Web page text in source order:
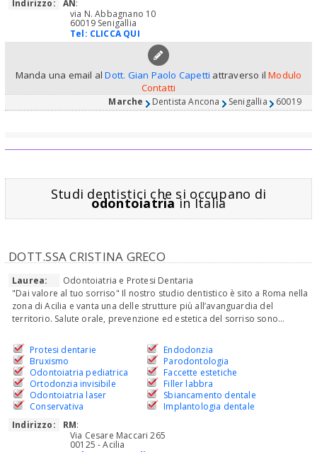
Indirizzo:
AN:
via N. Abbagnano 10
60019 Senigallia
Tel: CLICCA QUI
Manda una email alDott. Gian Paolo Capetti attraverso ilModulo
Contatti
Marche Dentista Ancona Senigallia 60019
Studi dentistici che si occupano di
odontoiatriain Italia
DOTT.SSA CRISTINA GRECO
Laurea:
Odontoiatria e Protesi Dentaria
"Dai valore al tuo sorriso" Il nostro studio dentistico è sito a Roma nella
zona di Acilia e vanta una delle strutture più all’avanguardia del
territorio. Salute orale, prevenzione ed estetica del sorriso sono...
Protesi dentarie
Bruxismo
Odontoiatria pediatrica
Ortodonzia invisibile
Odontoiatria laser
Conservativa
Endodonzia
Parodontologia
Faccette estetiche
Filler labbra
Sbiancamento dentale
Implantologia dentale
Indirizzo:
RM:
Via Cesare Maccari 265
00125 - Acilia